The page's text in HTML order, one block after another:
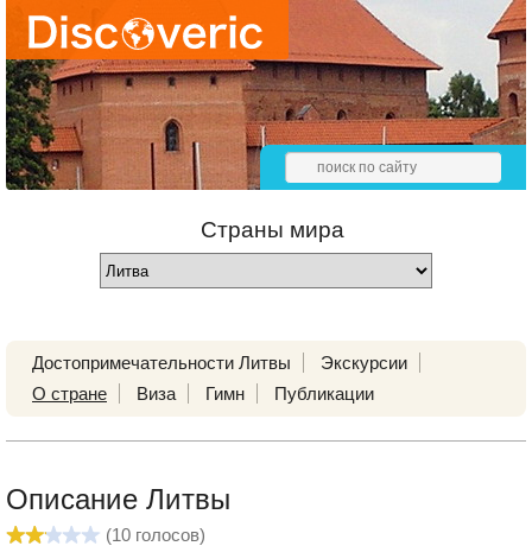
Страны мира
Достопримечательности Литвы
Экскурсии
О стране
Виза Гимн Публикации
Описание Литвы
(10 голосов)